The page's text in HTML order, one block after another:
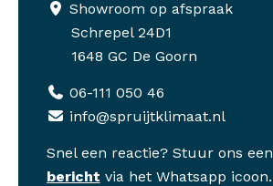
Showroom op afspraak
Schrepel 24D1
1648 GC De Goorn
06-111 050 46
info@spruijtklimaat.nl
Snel een reactie? Stuur ons een
bericht via het Whatsapp icoon.